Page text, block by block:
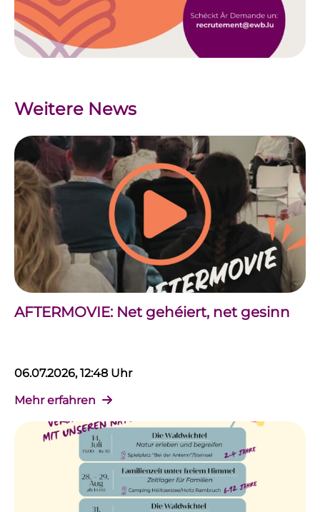
Weitere News
AFTERMOVIE: Net gehéiert, net gesinn
06.07.2026, 12:48 Uhr
Mehr erfahren